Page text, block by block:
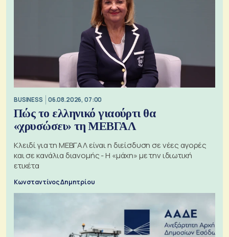
BUSINESS 06.08.2026, 07:00
Πώς το ελληνικό γιαούρτι θα
«χρυσώσει» τη ΜΕΒΓΑΛ
Κλειδί για τη ΜΕΒΓΑΛ είναι η διείσδυση σε νέες αγορές
και σε κανάλια διανομής - Η «μάχη» με την ιδιωτική
ετικέτα
Κωνσταντίνος Δημητρίου